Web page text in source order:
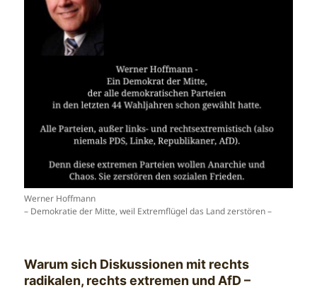
Werner Hoffmann
– Demokratie der Mitte, weil Extremflügel das Land zerstören –
Warum sich Diskussionen mit rechts
radikalen, rechts extremen und AfD –